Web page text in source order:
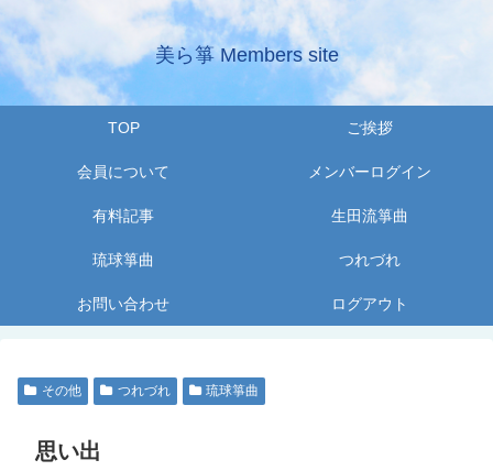
美ら箏 Members site
TOP ご挨拶
会員について メンバーログイン
有料記事 生田流箏曲
琉球箏曲 つれづれ
お問い合わせ ログアウト
その他 つれづれ 琉球箏曲
思い出